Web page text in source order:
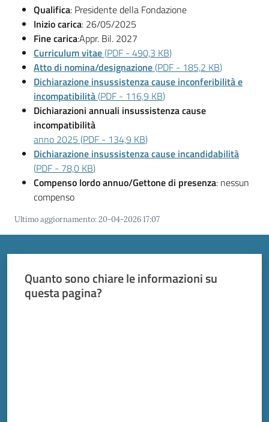
Vivere
Modena
Argomenti
Seguici
Qualifica: Presidente della Fondazione
Inizio carica: 26/05/2025
Fine carica:Appr. Bil. 2027
Curriculum vitae(PDF - 490,3 KB)
Atto di nomina/designazione(PDF - 185,2 KB)
Dichiarazione insussistenza cause inconferibilità e
incompatibilità(PDF - 116,9 KB)
Dichiarazioni annuali insussistenza cause
incompatibilità
anno 2025 (PDF - 134,9 KB)
Dichiarazione insussistenza cause incandidabilità
(PDF - 78,0 KB)
Compenso lordo annuo/Gettone di presenza: nessun
compenso
Ultimo aggiornamento:20-04-2026 17:07
Quanto sono chiare le informazioni su
questa pagina?